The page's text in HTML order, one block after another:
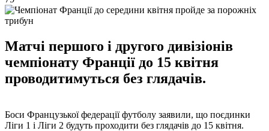
Матчі першого і другого дивізіонів
чемпіонату Франції до 15 квітня
проводитимуться без глядачів.
Боси Французької федерації футболу заявили, що поєдинки
Ліги 1 і Ліги 2 будуть проходити без глядачів до 15 квітня.